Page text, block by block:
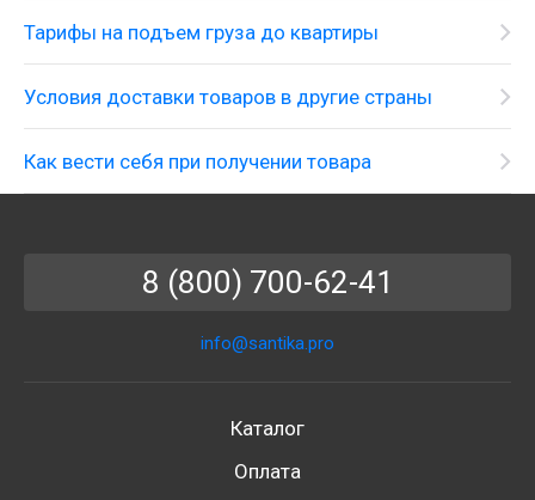
Тарифы на подъем груза до квартиры
Условия доставки товаров в другие страны
Как вести себя при получении товара
8 (800) 700-62-41
info@santika.pro
Каталог
Оплата